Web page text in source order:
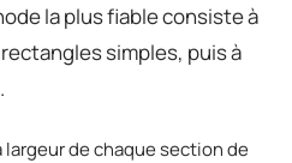
la plus fiable consiste à
simples, puis à
de chaque section de